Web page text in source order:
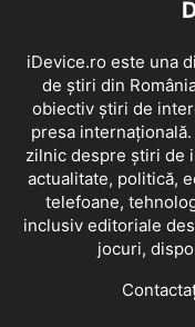
iDevice.ro este una
de știri din
obiectiv știri de
presa
zilnic despre știri de
actualitate, politică,
telefoane,
inclusiv editoriale
jocuri,